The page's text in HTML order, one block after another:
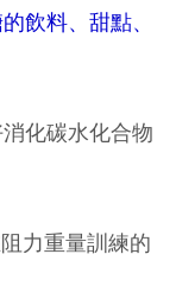
飲料、甜點、
化碳水化合物
力重量訓練的